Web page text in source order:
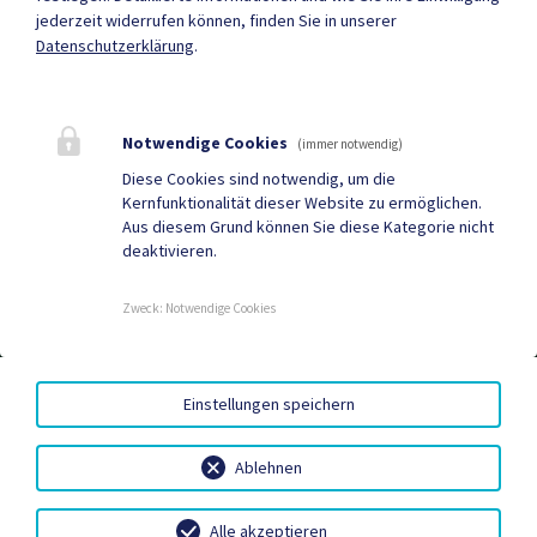
Quicklinks
Tourismus
Gemeindezeitung
AMTSSIGNATUR|BARRIEREFREIHEIT|DATENSCHUTZ|
SITEMAP|IMPRESSUM
jederzeit widerrufen können, finden Sie in unserer
Datenschutzerklärung.
Notwendige Cookies (immer notwendig)
Diese Cookies sind notwendig, um die
Kernfunktionalität dieser Website zu ermöglichen.
Aus diesem Grund können Sie diese Kategorie nicht
deaktivieren.
Zweck: Notwendige Cookies
Ablehnen
Einstellungen speichern
Alle akzeptieren